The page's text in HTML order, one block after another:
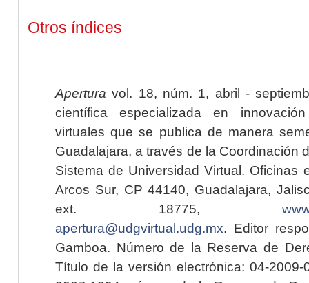
Otros índices
Apertura vol. 18, núm. 1, abril -
científica especializada en
virtuales que se publica de manera
Guadalajara, a través de la Coordinación
Sistema de Universidad Virtual. Oficinas
Arcos Sur, CP 44140, Guadalajara,
ext. 18775,
apertura@udgvirtual.udg.mx. Editor
Gamboa. Número de la Reserva de
Título de la versión electrónica: 04-2009-